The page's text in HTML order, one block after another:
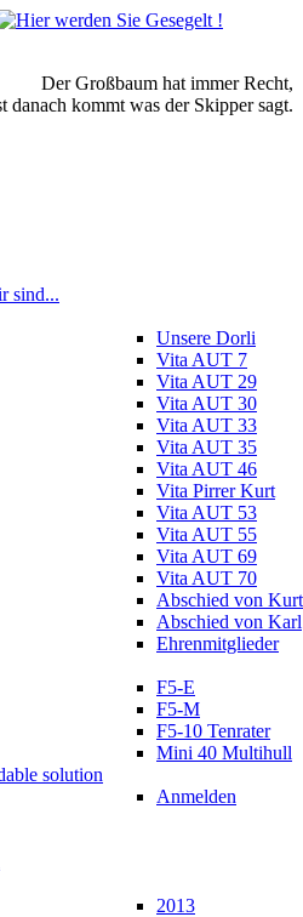
Der Großbaum hat immer Recht,
danach kommt was der Skipper sagt.
sind...
Unsere Dorli
Vita AUT 7
Vita AUT 29
Vita AUT 30
Vita AUT 33
Vita AUT 35
Vita AUT 46
Vita Pirrer Kurt
Vita AUT 53
Vita AUT 55
Vita AUT 69
Vita AUT 70
Abschied von Kurt
Abschied von Karl
Ehrenmitglieder
F5-E
F5-M
F5-10 Tenrater
Mini 40 Multihull
solution
Anmelden
2013